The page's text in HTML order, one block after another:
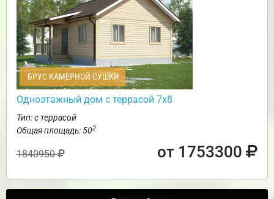
БРУС КАМЕРНОЙ СУШКИ
Одноэтажный дом с террасой 7х8
Тип: с террасой
Общая площадь: 502
1840950 от 1753300